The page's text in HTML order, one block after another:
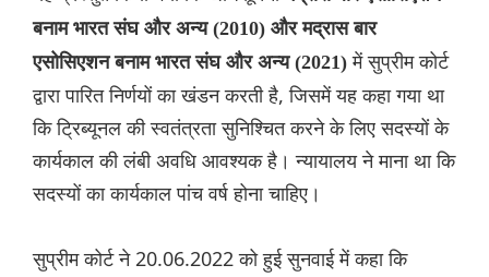
बनाम भारत संघ और अन्य (2010) और मद्रास बार
एसोसिएशन बनाम भारत संघ और अन्य (2021)में सुप्रीम कोर्ट
द्वारा पारित निर्णयों का खंडन करती है, जिसमें यह कहा गया था
कि ट्रिब्यूनल की स्वतंत्रता सुनिश्चित करने के लिए सदस्यों के
कार्यकाल की लंबी अवधि आवश्यक है। न्यायालय ने माना था कि
सदस्यों का कार्यकाल पांच वर्ष होना चाहिए।
सुप्रीम कोर्ट ने 20.06.2022 को हुई सुनवाई में कहा कि